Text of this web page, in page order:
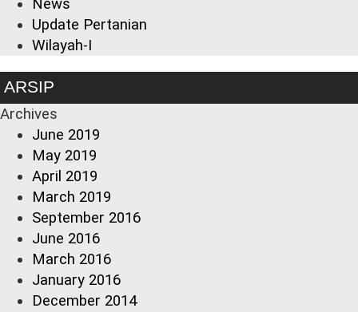
News
Update Pertanian
Wilayah-I
ARSIP
Archives
June 2019
May 2019
April 2019
March 2019
September 2016
June 2016
March 2016
January 2016
December 2014